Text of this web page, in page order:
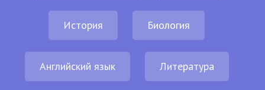
История Биология
Английский язык Литература